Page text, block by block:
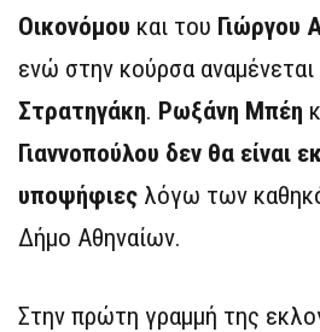
Οικονόμου και του Γιώργου
ενώ στην κούρσα αναμένεται
Στρατηγάκη. Ρωξάνη Μπέη
Γιαννοπούλου δεν θα είναι
υποψήφιες λόγω των
Δήμο Αθηναίων.
Στην πρώτη γραμμή της